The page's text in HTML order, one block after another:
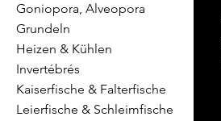
Goniopora, Alveopora
Grundeln
Heizen & Kühlen
Invertébrés
Kaiserfische & Falterfische
Leierfische & Schleimfische